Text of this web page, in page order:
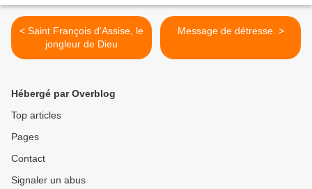
< Saint François d'Assise, le
jongleur de Dieu
Message de détresse. >
Hébergé par Overblog
Top articles
Pages
Contact
Signaler un abus